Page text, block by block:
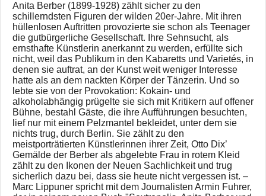
Anita Berber (1899-1928) zählt sicher zu den
schillerndsten Figuren der wilden 20er-Jahre. Mit ihren
hüllenlosen Auftritten provozierte sie schon als Teenager
die gutbürgerliche Gesellschaft. Ihre Sehnsucht, als
ernsthafte Künstlerin anerkannt zu werden, erfüllte sich
nicht, weil das Publikum in den Kabaretts und Varietés, in
denen sie auftrat, an der Kunst weit weniger Interesse
hatte als an dem nackten Körper der Tänzerin. Und so
lebte sie von der Provokation: Kokain- und
alkoholabhängig prügelte sie sich mit Kritikern auf offener
Bühne, bestahl Gäste, die ihre Aufführungen besuchten,
lief nur mit einem Pelzmantel bekleidet, unter dem sie
nichts trug, durch Berlin. Sie zählt zu den
meistporträtierten Künstlerinnen ihrer Zeit, Otto Dix’
Gemälde der Berber als abgelebte Frau in rotem Kleid
zählt zu den Ikonen der Neuen Sachlichkeit und trug
sicherlich dazu bei, dass sie heute nicht vergessen ist. –
Marc Lippuner spricht mit dem Journalisten Armin Fuhrer,